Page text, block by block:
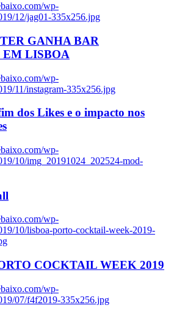
wp-
12/jag01-335x256.jpg
GANHA BAR
LISBOA
wp-
11/instagram-335x256.jpg
dos Likes e o impacto nos
wp-
10/img_20191024_202524-mod-
wp-
10/lisboa-porto-cocktail-week-2019-
COCKTAIL WEEK 2019
wp-
07/f4f2019-335x256.jpg